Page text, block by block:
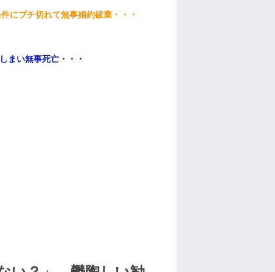
にブチ切れて無事婚約破棄・・・
まい無事死亡・・・